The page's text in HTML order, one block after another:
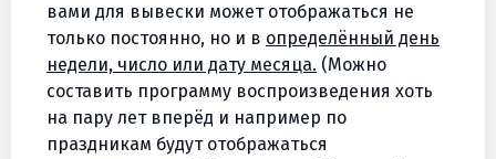
вами для вывески может отображаться не
только постоянно, но и в определённый день
недели, число или дату месяца. (Можно
составить программу воспроизведения хоть
на пару лет вперёд и например по
праздникам будут отображаться